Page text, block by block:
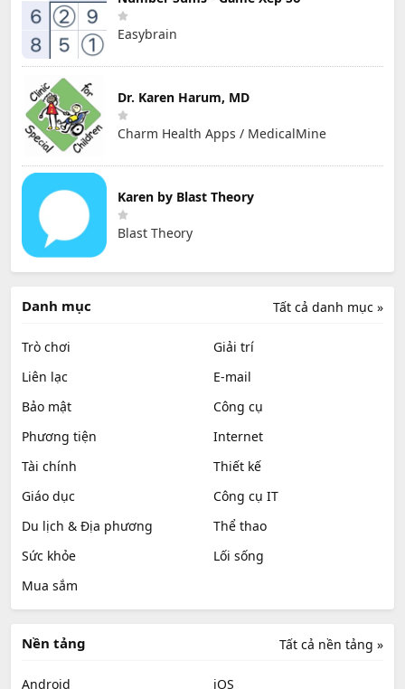
Easybrain
Dr. Karen Harum, MD
Charm Health Apps / MedicalMine
Karen by Blast Theory
Blast Theory
Tất cả danh mục »
Danh mục
Trò chơi
Giải trí
Liên lạc
E-mail
Bảo mật
Công cụ
Phương tiện
Internet
Tài chính
Thiết kế
Giáo dục
Công cụ IT
Du lịch & Địa phương
Thể thao
Sức khỏe
Lối sống
Mua sắm
Tất cả nền tảng »
Nền tảng
Android
iOS